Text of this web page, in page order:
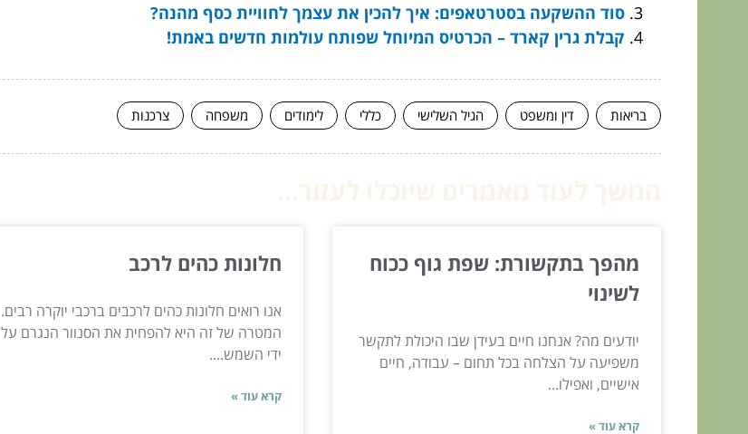
סוד ההשקעה בסטרטאפים: איך להכין את עצמך לחוויית כסף מהנה?
קבלת גרין קארד – הכרטיס המיוחל שפותח עולמות חדשים באמת!
בריאות דין ומשפט הגיל השלישי כללי לימודים משפחה צרכנות
מהפך בתקשורת: שפת גוף ככוח
לשינוי
יודעים מה? אנחנו חיים בעידן שבו היכולת לתקשר
משפיעה על הצלחה בכל תחום – עבודה, חיים
אישיים, ואפילו...
קרא עוד »
חלונות כהים לרכב
אנו רואים חלונות כהים לרכבים ברכבי יוקרה רבים.
המטרה של זה היא להפחית את הסנוור הנגרם על
ידי השמש....
קרא עוד »